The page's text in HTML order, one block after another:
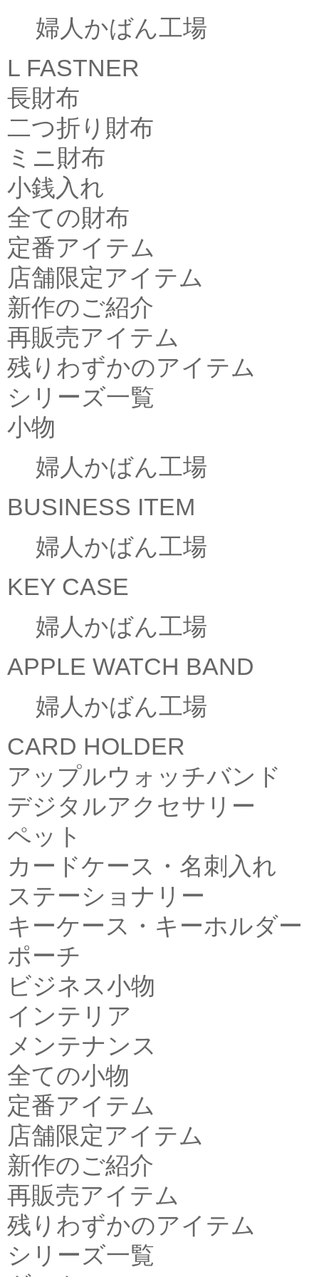
婦人かばん工場
L FASTNER
長財布
二つ折り財布
ミニ財布
小銭入れ
全ての財布
定番アイテム
店舗限定アイテム
新作のご紹介
再販売アイテム
残りわずかのアイテム
シリーズ一覧
小物
婦人かばん工場
BUSINESS ITEM
婦人かばん工場
KEY CASE
婦人かばん工場
APPLE WATCH BAND
婦人かばん工場
CARD HOLDER
アップルウォッチバンド
デジタルアクセサリー
ペット
カードケース・名刺入れ
ステーショナリー
キーケース・キーホルダー
ポーチ
ビジネス小物
インテリア
メンテナンス
全ての小物
定番アイテム
店舗限定アイテム
新作のご紹介
再販売アイテム
残りわずかのアイテム
シリーズ一覧